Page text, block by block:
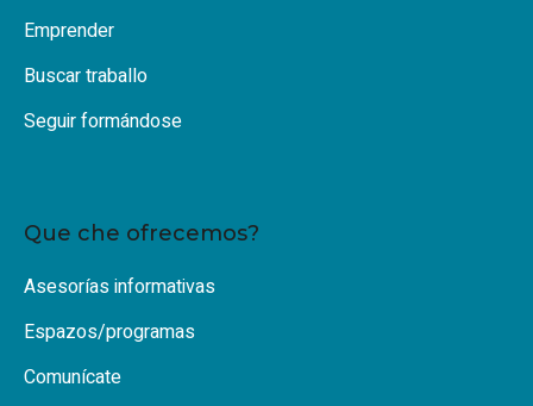
Emprender
Buscar traballo
Seguir formándose
Que che ofrecemos?
Asesorías informativas
Espazos/programas
Comunícate